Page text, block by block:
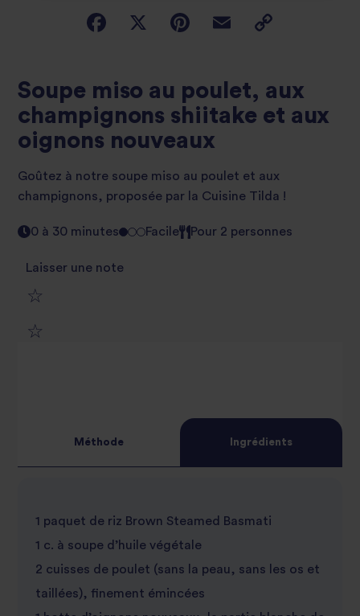
Soupe miso au poulet, aux
champignons shiitake et aux
oignons nouveaux
Goûtez à notre soupe miso au poulet et aux
champignons, proposée par la Cuisine Tilda !
0 à 30 minutes Facile Pour 2 personnes
Laisser une note
review
Méthode Ingrédients
1 paquet de riz Brown Steamed Basmati
1 c. à soupe d’huile végétale
2 cuisses de poulet (sans la peau, sans les os et
taillées), finement émincées